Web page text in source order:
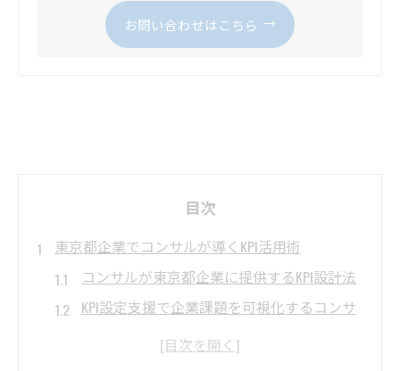
お問い合わせはこちら
目次
東京都企業でコンサルが導くKPI活用術
コンサルが東京都企業に提供するKPI設計法
KPI設定支援で企業課題を可視化するコンサ